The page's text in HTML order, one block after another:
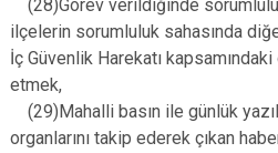
(28)Görev verildiğinde
ilçelerin sorumluluk sahasında
İç Güvenlik Harekatı
etmek,
(29)Mahalli basın ile günlük
organlarını takip ederek çıkan